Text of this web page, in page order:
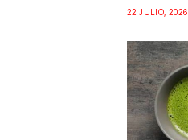
22 JULIO, 2026